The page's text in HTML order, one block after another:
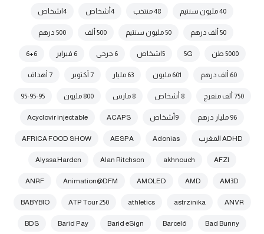
40 مليون سنتيم 48 منتخب 4أشخاص 4اشخاص
50 ألف درهم 50 مليون سنتيم 500 ألف 500 درهم
5000 طن 5G 5اشخاص 6 جرحى 6 فبراير 6+6
60 ألف درهم 601 مليون 63 مليار 7 أكتوبر 7 أهداف
750 ألف متفرج 8 أشخاص 8 مارس 800 مليون 95-95-95
96 مليار درهم 9أشخاص ACAPS
Acyclovir injectable
ADHD المغرب Adonias
AESPA
AFRICA FOOD SHOW
AFZI
akhnouch
Alan Ritchson
Alyssa Harden
AM3D
AMD
AMOLED
Animation@DFM
ANRF
ANVR
astrzinika
athletics
ATP Tour 250
BABYBIO
Bad Bunny
Barceló
Barid eSign
Barid Pay
BDS